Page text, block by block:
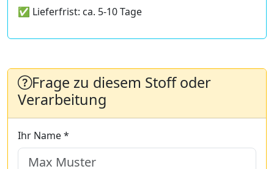
✅ Lieferfrist: ca. 5-10 Tage
Frage zu diesem Stoff oder
Verarbeitung
Ihr Name *